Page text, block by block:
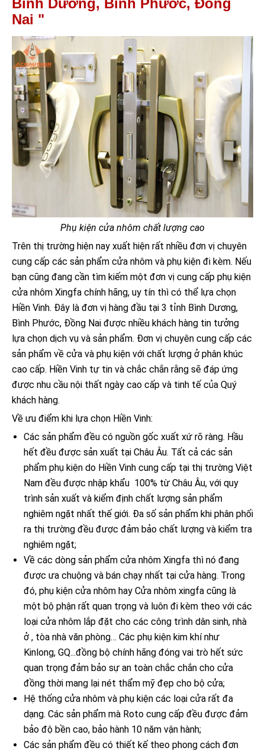
Bình Dương, Bình Phước, Đồng
Nai "
Phụ kiện cửa nhôm chất lượng cao
Trên thị trường hiện nay xuất hiện rất nhiều đơn vị chuyên
cung cấp các sản phẩm cửa nhôm và phụ kiện đi kèm. Nếu
bạn cũng đang cần tìm kiếm một đơn vị cung cấp phụ kiện
cửa nhôm Xingfa chính hãng, uy tín thì có thể lựa chọn
Hiền Vinh. Đây là đơn vị hàng đầu tại 3 tỉnh Bình Dương,
Bình Phước, Đồng Nai được nhiều khách hàng tin tưởng
lựa chọn dịch vụ và sản phẩm. Đơn vị chuyên cung cấp các
sản phẩm về cửa và phụ kiện với chất lượng ở phân khúc
cao cấp. Hiền Vinh tự tin và chắc chắn rằng sẽ đáp ứng
được nhu cầu nội thất ngày cao cấp và tinh tế của Quý
khách hàng.
Về ưu điểm khi lựa chọn Hiền Vinh:
Các sản phẩm đều có nguồn gốc xuất xứ rõ ràng. Hầu
hết đều được sản xuất tại Châu Âu. Tất cả các sản
phẩm phụ kiện do Hiền Vinh cung cấp tại thị trường Việt
Nam đều được nhập khẩu 100% từ Châu Âu, với quy
trình sản xuất và kiểm định chất lượng sản phẩm
nghiêm ngặt nhất thế giới. Đa số sản phẩm khi phân phối
ra thị trường đều được đảm bảo chất lượng và kiểm tra
nghiêm ngặt;
Về các dòng sản phẩm cửa nhôm Xingfa thì nó đang
được ưa chuộng và bán chạy nhất tại cửa hàng. Trong
đó, phụ kiện cửa nhôm hay Cửa nhôm xingfa cũng là
một bộ phận rất quan trọng và luôn đi kèm theo với các
loại cửa nhôm lắp đặt cho các công trình dân sinh, nhà
ở , tòa nhà văn phòng… Các phụ kiện kim khí như
Kinlong, GQ...đồng bộ chính hãng đóng vai trò hết sức
quan trọng đảm bảo sự an toàn chắc chắn cho cửa
đồng thời mang lại nét thẩm mỹ đẹp cho bộ cửa;
Hệ thống cửa nhôm và phụ kiện các loại cửa rất đa
dạng. Các sản phẩm mà Roto cung cấp đều được đảm
bảo độ bền cao, bảo hành 10 năm vận hành;
Các sản phẩm đều có thiết kế theo phong cách đơn